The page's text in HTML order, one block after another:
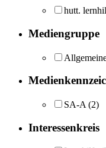
hutt.
Mediengruppe
SA-A (2)
Interessenkreis